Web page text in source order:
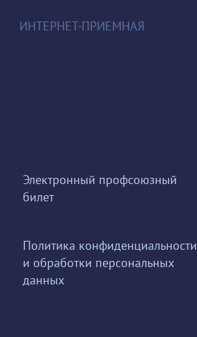
ИНТЕРНЕТ-ПРИЕМНАЯ
Электронный профсоюзный
билет
Политика конфиденциальности
и обработки персональных
данных